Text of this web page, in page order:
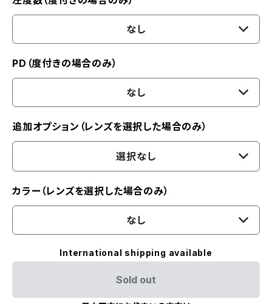
なし
PD（度付きの場合のみ）
なし
追加オプション（レンズを選択した場合のみ）
選択なし
カラー（レンズを選択した場合のみ）
なし
International shipping available
Sold out